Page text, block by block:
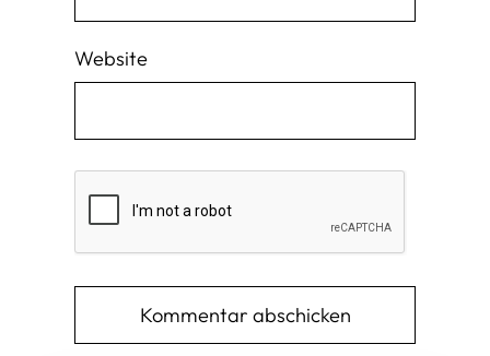
Website